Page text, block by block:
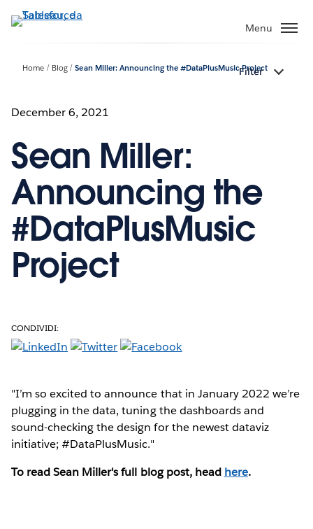
Passa
Menu
Home Blog Sean Miller: Announcing the #DataPlusMusic Project
Filter
December 6, 2021
Sean Miller:
Announcing the
#DataPlusMusic
Project
CONDIVIDI:
"I’m so excited to announce that in January 2022 we’re
plugging in the data, tuning the dashboards and
sound-checking the design for the newest dataviz
initiative; #DataPlusMusic."
To read Sean Miller's full blog post, head here.